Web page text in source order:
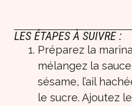
LES ÉTAPES À SUIVRE :
Préparez la
mélangez la
sésame, l’ail
le sucre. Ajoutez